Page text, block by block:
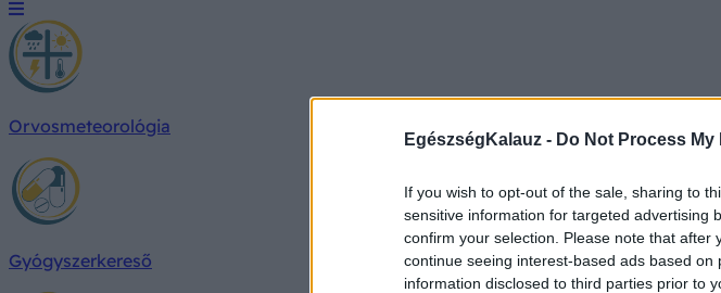
EgészségKalauz - Do Not Process
If you wish to opt-out of the sale, sharing to
sensitive information for targeted advertising
confirm your selection. Please note that
continue seeing interest-based ads based
information disclosed to third parties prior to
Orvosmeteorológia
Gyógyszerkereső